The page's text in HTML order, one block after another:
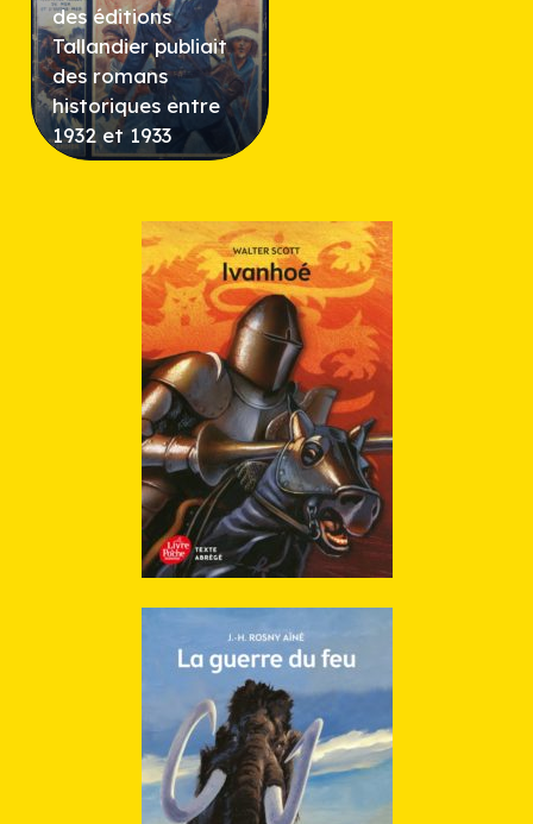
des éditions
Tallandier publiait
des romans
historiques entre
1932 et 1933